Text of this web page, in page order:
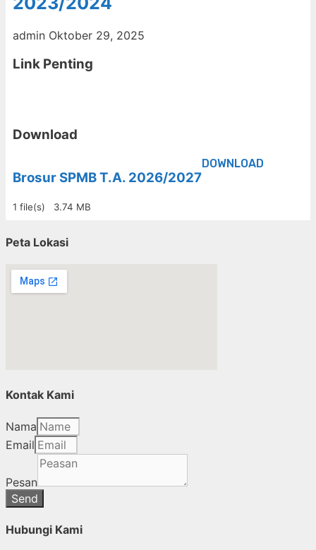
admin Oktober 29, 2025
Link Penting
Download
Brosur SPMB T.A. 2026/2027
1 file(s) 3.74 MB
DOWNLOAD
Peta Lokasi
Kontak Kami
Nama
Email
Pesan
Send
Hubungi Kami